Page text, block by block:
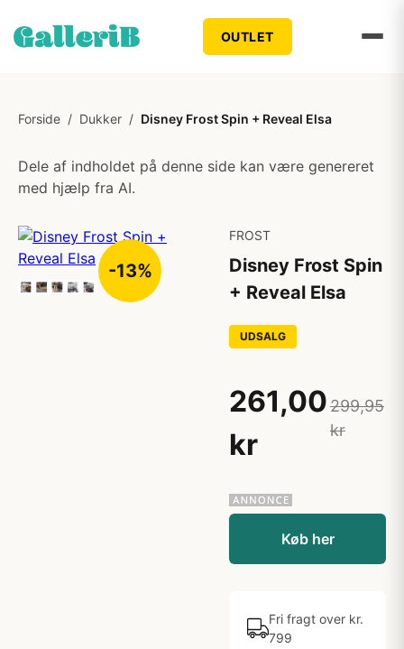
OUTLET
Forside / Dukker / Disney Frost Spin + Reveal Elsa
Dele af indholdet på denne side kan være genereret
med hjælp fra AI.
-13%
FROST
Disney Frost Spin
+ Reveal Elsa
UDSALG
261,00
kr
299,95
kr
Køb her
Fri fragt over kr.
799